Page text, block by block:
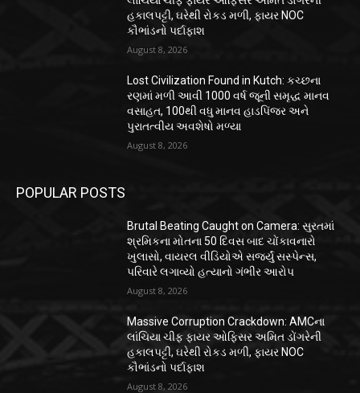
હકાલપટ્ટી, ઘરેથી રોકડ મળી, ફાયર NOC
કૌભાંડનો પર્દાફાશ
August 8, 2026
Lost Civilization Found in Kutch: કચ્છના
રણમાં મળી આવી 1000 વર્ષ જૂની સમૃદ્ધ માનવ
વસાહત, 100થી વધુ માનવ હાડપિંજર અને
પુરાતત્વીય અવશેષો મળ્યા
August 8, 2026
POPULAR POSTS
Brutal Beating Caught on Camera: સુરતમાં
શ્રમિકના મોતના 50 દિવસ બાદ ચોંકાવનારો
ખુલાસો, વાયરલ વીડિયોએ સર્જ્યું સસ્પેન્સ,
પરિવારે લગાવ્યો હત્યાનો ગંભીર આરોપ
August 8, 2026
Massive Corruption Crackdown: AMCના
લાંચિયા ચીફ ફાયર ઓફિસર અમિત ડોંગરેની
હકાલપટ્ટી, ઘરેથી રોકડ મળી, ફાયર NOC
કૌભાંડનો પર્દાફાશ
August 8, 2026